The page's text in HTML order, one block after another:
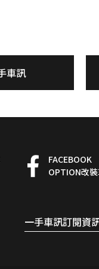
車訊
FACEBOOK
OPTION改
一手車訊訂閱資